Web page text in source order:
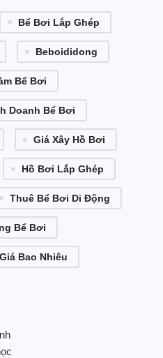
Bể Bơi Lắp Ghép
Beboididong
Bể Bơi
Doanh Bể Bơi
Giá Xây Hồ Bơi
Hồ Bơi Lắp Ghép
Thuê Bể Bơi Di Động
Bể Bơi
Bao Nhiêu